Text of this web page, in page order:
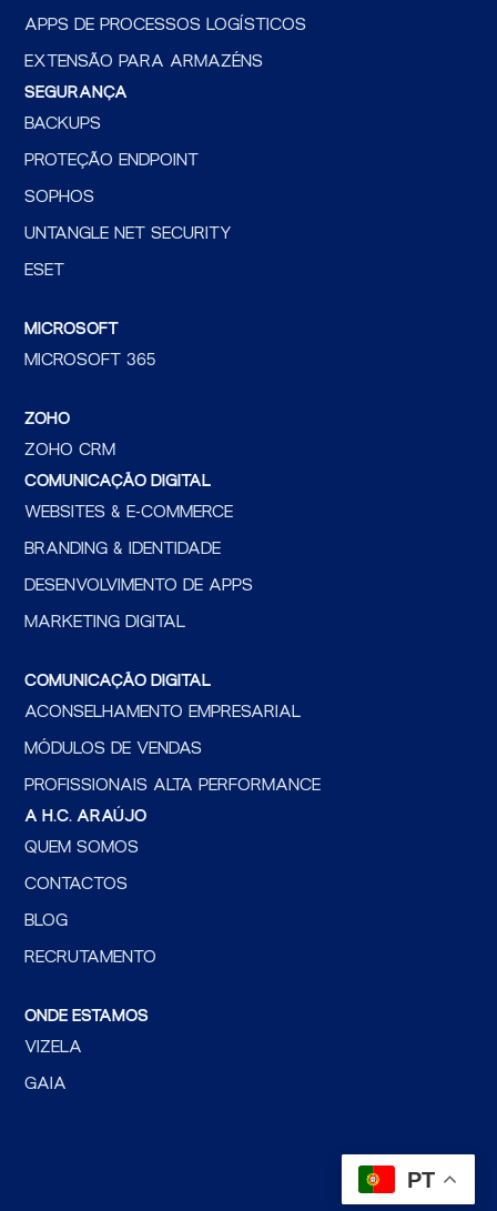
APPS DE PROCESSOS LOGÍSTICOS
EXTENSÃO PARA ARMAZÉNS
SEGURANÇA
BACKUPS
PROTEÇÃO ENDPOINT
SOPHOS
UNTANGLE NET SECURITY
ESET
MICROSOFT
MICROSOFT 365
ZOHO
ZOHO CRM
COMUNICAÇÃO DIGITAL
WEBSITES & E-COMMERCE
BRANDING & IDENTIDADE
DESENVOLVIMENTO DE APPS
MARKETING DIGITAL
COMUNICAÇÃO DIGITAL
ACONSELHAMENTO EMPRESARIAL
MÓDULOS DE VENDAS
PROFISSIONAIS ALTA PERFORMANCE
A H.C. ARAÚJO
QUEM SOMOS
CONTACTOS
BLOG
RECRUTAMENTO
ONDE ESTAMOS
VIZELA
GAIA
PT